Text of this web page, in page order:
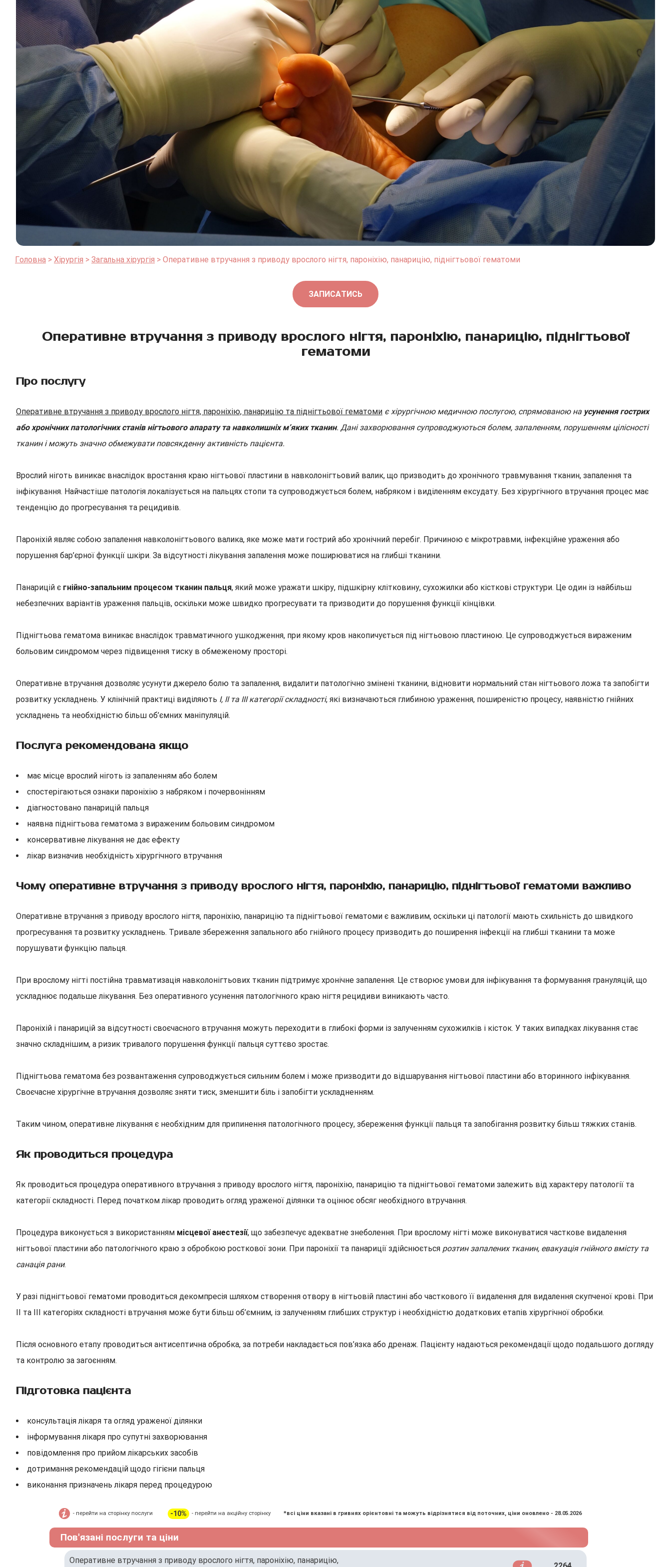
Головна Хірургія Загальна хірургія Оперативне втручання з приводу врослого нігтя, пароніхію, панарицію, піднігтьової гематоми
ЗАПИСАТИСЬ
Оперативне втручання з приводу врослого нігтя, пароніхію, панарицію, піднігтьової
гематоми
Про послугу
Оперативне втручання з приводу врослого нігтя, пароніхію, панарицію та піднігтьової гематоми є хірургічною медичною послугою, спрямованою на усунення гострих
або хронічних патологічних станів нігтьового апарату та навколишніх м’яких тканин. Дані захворювання супроводжуються болем, запаленням, порушенням цілісності
тканин і можуть значно обмежувати повсякденну активність пацієнта.
Врослий ніготь виникає внаслідок вростання краю нігтьової пластини в навколонігтьовий валик, що призводить до хронічного травмування тканин, запалення та
інфікування. Найчастіше патологія локалізується на пальцях стопи та супроводжується болем, набряком і виділенням ексудату. Без хірургічного втручання процес має
тенденцію до прогресування та рецидивів.
Пароніхій являє собою запалення навколонігтьового валика, яке може мати гострий або хронічний перебіг. Причиною є мікротравми, інфекційне ураження або
порушення бар’єрної функції шкіри. За відсутності лікування запалення може поширюватися на глибші тканини.
Панарицій є гнійно-запальним процесом тканин пальця, який може уражати шкіру, підшкірну клітковину, сухожилки або кісткові структури. Це один із найбільш
небезпечних варіантів ураження пальців, оскільки може швидко прогресувати та призводити до порушення функції кінцівки.
Піднігтьова гематома виникає внаслідок травматичного ушкодження, при якому кров накопичується під нігтьовою пластиною. Це супроводжується вираженим
больовим синдромом через підвищення тиску в обмеженому просторі.
Оперативне втручання дозволяє усунути джерело болю та запалення, видалити патологічно змінені тканини, відновити нормальний стан нігтьового ложа та запобігти
розвитку ускладнень. У клінічній практиці виділяють I, II та III категорії складності, які визначаються глибиною ураження, поширеністю процесу, наявністю гнійних
ускладнень та необхідністю більш об’ємних маніпуляцій.
Послуга рекомендована якщо
має місце врослий ніготь із запаленням або болем
спостерігаються ознаки пароніхію з набряком і почервонінням
діагностовано панарицій пальця
наявна піднігтьова гематома з вираженим больовим синдромом
консервативне лікування не дає ефекту
лікар визначив необхідність хірургічного втручання
Чому оперативне втручання з приводу врослого нігтя, пароніхію, панарицію, піднігтьової гематоми важливо
Оперативне втручання з приводу врослого нігтя, пароніхію, панарицію та піднігтьової гематоми є важливим, оскільки ці патології мають схильність до швидкого
прогресування та розвитку ускладнень. Тривале збереження запального або гнійного процесу призводить до поширення інфекції на глибші тканини та може
порушувати функцію пальця.
При врослому нігті постійна травматизація навколонігтьових тканин підтримує хронічне запалення. Це створює умови для інфікування та формування грануляцій, що
ускладнює подальше лікування. Без оперативного усунення патологічного краю нігтя рецидиви виникають часто.
Пароніхій і панарицій за відсутності своєчасного втручання можуть переходити в глибокі форми із залученням сухожилків і кісток. У таких випадках лікування стає
значно складнішим, а ризик тривалого порушення функції пальця суттєво зростає.
Піднігтьова гематома без розвантаження супроводжується сильним болем і може призводити до відшарування нігтьової пластини або вторинного інфікування.
Своєчасне хірургічне втручання дозволяє зняти тиск, зменшити біль і запобігти ускладненням.
Таким чином, оперативне лікування є необхідним для припинення патологічного процесу, збереження функції пальця та запобігання розвитку більш тяжких станів.
Як проводиться процедура
Як проводиться процедура оперативного втручання з приводу врослого нігтя, пароніхію, панарицію та піднігтьової гематоми залежить від характеру патології та
категорії складності. Перед початком лікар проводить огляд ураженої ділянки та оцінює обсяг необхідного втручання.
Процедура виконується з використанням місцевої анестезії, що забезпечує адекватне знеболення. При врослому нігті може виконуватися часткове видалення
нігтьової пластини або патологічного краю з обробкою росткової зони. При пароніхії та панариції здійснюється розтин запалених тканин, евакуація гнійного вмісту та
санація рани.
У разі піднігтьової гематоми проводиться декомпресія шляхом створення отвору в нігтьовій пластині або часткового її видалення для видалення скупченої крові. При
II та III категоріях складності втручання може бути більш об’ємним, із залученням глибших структур і необхідністю додаткових етапів хірургічної обробки.
Після основного етапу проводиться антисептична обробка, за потреби накладається пов’язка або дренаж. Пацієнту надаються рекомендації щодо подальшого догляду
та контролю за загоєнням.
Підготовка пацієнта
консультація лікаря та огляд ураженої ділянки
інформування лікаря про супутні захворювання
повідомлення про прийом лікарських засобів
дотримання рекомендацій щодо гігієни пальця
виконання призначень лікаря перед процедурою
- перейти на сторінку послуги -10% - перейти на акційну сторінку *всі ціни вказані в гривнях орієнтовні та можуть відрізнятися від поточних, ціни оновлено - 28.05.2026
Пов'язані послуги та ціни
Оперативне втручання з приводу врослого нігтя, пароніхію, панарицію,